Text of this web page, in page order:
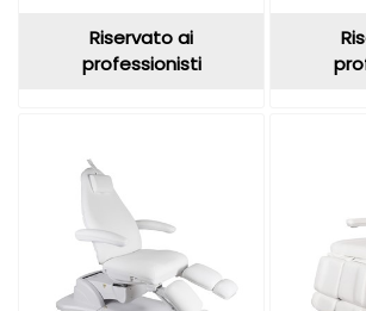
Riservato ai
professionisti